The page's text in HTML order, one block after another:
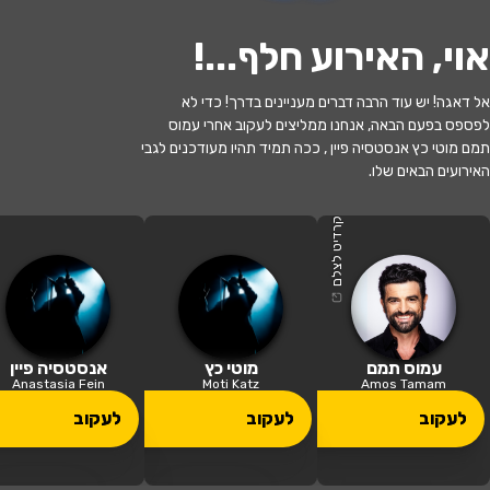
האירוע חלף
מידאה-הקאמרי
מתי?21:00 | 11.07
איפה?יקנעם עילית היכל התרבות יקנעם
כמה עולה?
אוי, האירוע חלף...!
אל דאגה! יש עוד הרבה דברים מעניינים בדרך! כדי לא
לפספס בפעם הבאה, אנחנו ממליצים לעקוב אחרי עמוס
תמם מוטי כץ אנסטסיה פיין , ככה תמיד תהיו מעודכנים לגבי
האירועים הבאים שלו.
קרדיט לצלם
עמוס תמם
Amos Tamam
לעקוב
מוטי כץ
Moti Katz
לעקוב
אנסטסיה פיין
Anastasia Fein
לעקוב